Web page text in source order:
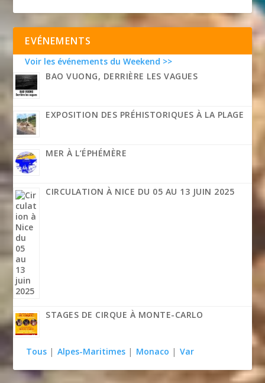
EVÉNEMENTS
Voir les événements du Weekend >>
BAO VUONG, DERRIÈRE LES VAGUES
EXPOSITION DES PRÉHISTORIQUES À LA PLAGE
MER À L’ÉPHÉMÈRE
CIRCULATION À NICE DU 05 AU 13 JUIN 2025
STAGES DE CIRQUE À MONTE-CARLO
Tous | Alpes-Maritimes | Monaco | Var